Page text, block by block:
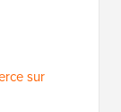
sur